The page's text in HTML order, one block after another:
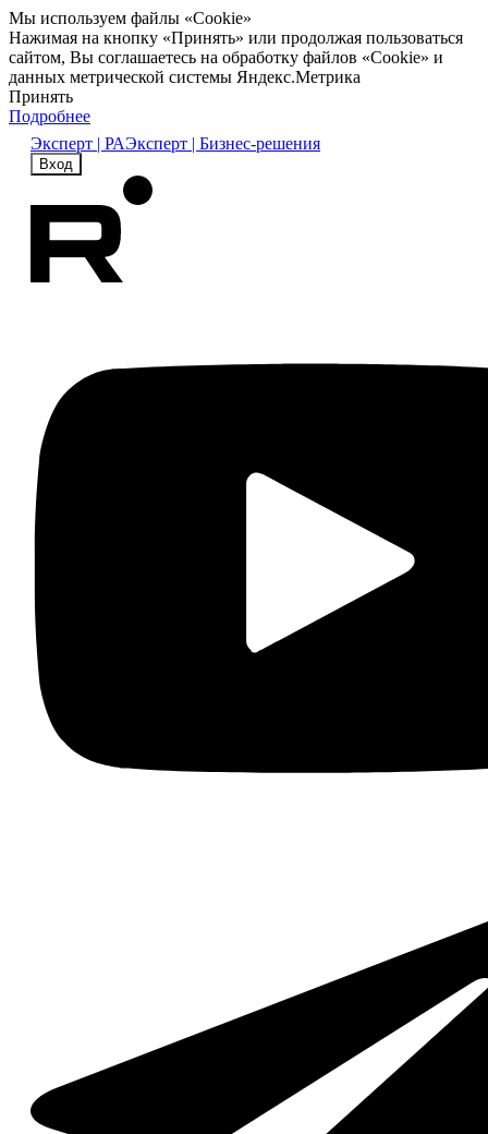
Мы используем файлы «Cookie»
Нажимая на кнопку «Принять» или продолжая пользоваться
сайтом, Вы соглашаетесь на обработку файлов «Cookie» и
данных метрической системы Яндекс.Метрика
Принять
Подробнее
Эксперт | РАЭксперт | Бизнес-решения
Вход